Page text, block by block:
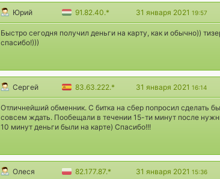
Юрий 91.82.40.* 31 января 2021 19:57
Быстро сегодня получил деньги на карту, как и обычно))
спасибо!)))
Сергей 83.63.222.* 31 января 2021 16:14
Отличнейший обменник. С битка на сбер попросил сделать
совсем ждать. Пообещали в течении 15-ти минут после
10 минут деньги были на карте) Спасибо!!!
Олеся 82.177.87.* 31 января 2021 15:36